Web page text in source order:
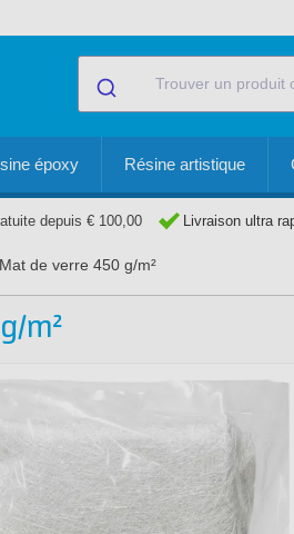
époxy Résine artistique
depuis € 100,00 Livraison ultra
Mat de verre 450 g/m²
m²